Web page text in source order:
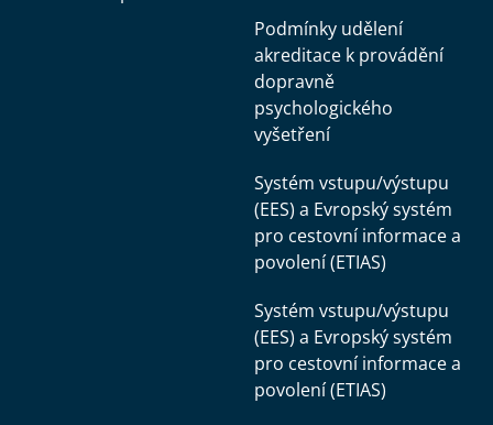
Podmínky udělení
akreditace k provádění
dopravně
psychologického
vyšetření
Systém vstupu/výstupu
(EES) a Evropský systém
pro cestovní informace a
povolení (ETIAS)
Systém vstupu/výstupu
(EES) a Evropský systém
pro cestovní informace a
povolení (ETIAS)